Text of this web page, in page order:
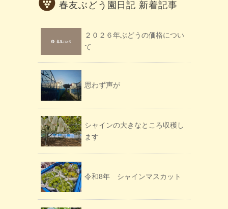
春友ぶどう園日記 新着記事
２０２６年ぶどうの価格につい
て
思わず声が
シャインの大きなところ収穫し
ます
令和8年 シャインマスカット